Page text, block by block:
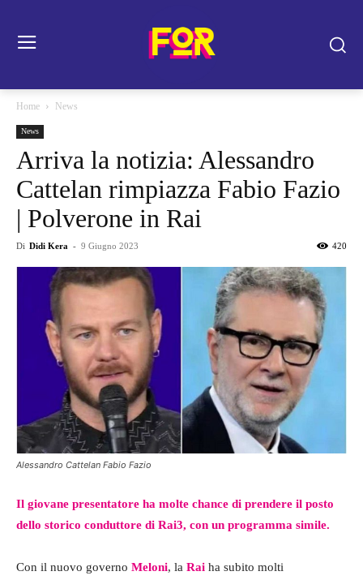
Home News
News
Arriva la notizia: Alessandro
Cattelan rimpiazza Fabio Fazio
| Polverone in Rai
Di Didi Kera - 9 Giugno 2023 420
Alessandro Cattelan Fabio Fazio
Il giovane presentatore ha molte chance di prendere il posto
dello storico conduttore di Rai3, con un programma simile.
Con il nuovo governo Meloni, la Rai ha subito molti